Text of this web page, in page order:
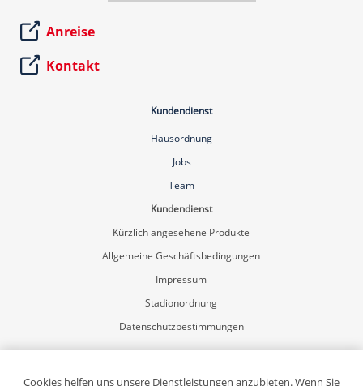
Anreise
Kontakt
Kundendienst
Hausordnung
Jobs
Team
Kundendienst
Kürzlich angesehene Produkte
Allgemeine Geschäftsbedingungen
Impressum
Stadionordnung
Datenschutzbestimmungen
Mein Konto
Registrierung
Cookies helfen uns unsere Dienstleistungen anzubieten. Wenn Sie